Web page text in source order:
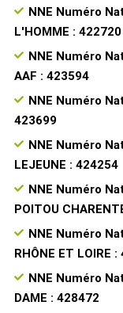
NNE Numéro
L'HOMME : 422720
NNE Numéro
AAF : 423594
NNE Numéro
423699
NNE Numéro
LEJEUNE : 424254
NNE Numéro
POITOU
NNE Numéro
RHÔNE ET LOIRE
NNE Numéro
DAME : 428472